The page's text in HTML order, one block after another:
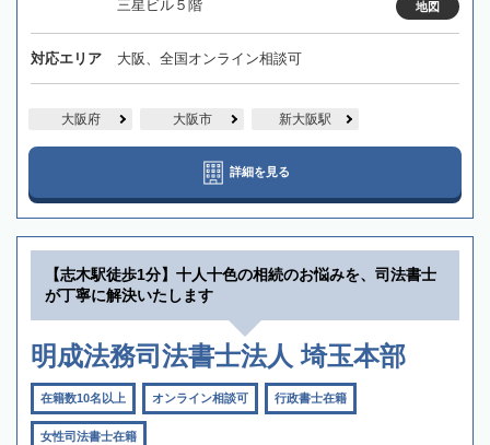
三星ビル５階
地図
対応エリア 大阪、全国オンライン相談可
大阪府 大阪市 新大阪駅
詳細を見る
【志木駅徒歩1分】十人十色の相続のお悩みを、司法書士
が丁寧に解決いたします
明成法務司法書士法人 埼玉本部
在籍数10名以上 オンライン相談可 行政書士在籍
女性司法書士在籍